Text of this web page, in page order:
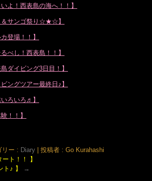
よ！西表島の海へ！！】
＆サンゴ祭り☆★☆】
登場！！】
べし！西表島！！】
ダイビング3日目！】
ングツアー最終日♪】
ろいろ♬】
！！】
リー : Diary
投稿者 : Go Kurahashi
ト！！ 】
♪ 】
→